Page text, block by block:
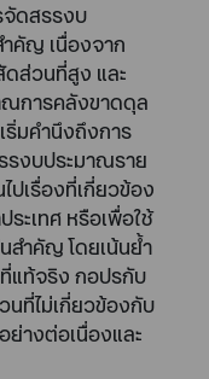
จัดสรรงบ
คัญ เนื่องจาก
ส่วนที่สูง และ
การคลังขาดดุล
มคำนึงถึงการ
รงบประมาณราย
ปเรื่องที่เกี่ยวข้อง
ะเทศ หรือเพื่อใช้
สำคัญ โดยเน้นย้ำ
แท้จริง กอปรกับ
ที่ไม่เกี่ยวข้องกับ
างต่อเนื่องและ